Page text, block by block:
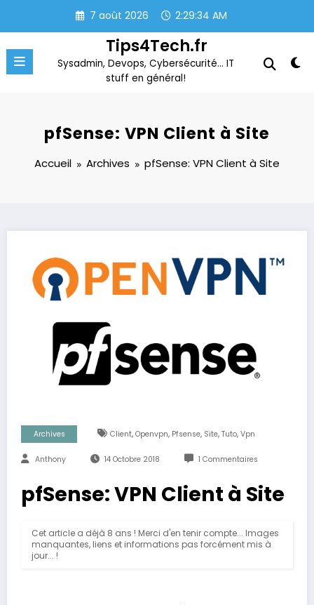
contenu
7 août 2026 2:29:35 AM
Tips4Tech.fr
Sysadmin, Devops, Cybersécurité… IT
stuff en général!
pfSense: VPN Client à Site
Accueil Archives pfSense: VPN Client à Site
Archives Client, Openvpn, Pfsense, Site, Tuto, Vpn
Anthony 14 Octobre 2018 1 Commentaires
pfSense: VPN Client à Site
Cet article a déjà 8 ans ! Merci d'en tenir compte... Images
manquantes, liens et informations pas forcément mis à
jour... !